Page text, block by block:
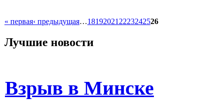
« первая‹ предыдущая…18192021 2223242526
Лучшие новости
Взрыв в Минске